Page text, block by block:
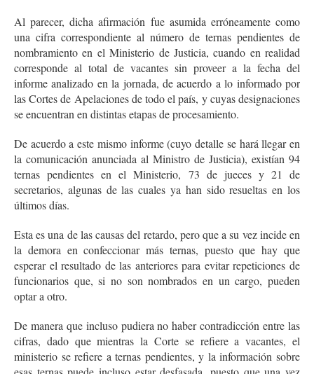
Al parecer, dicha afirmación fue asumida erróneamente como
una cifra correspondiente al número de ternas pendientes de
nombramiento en el Ministerio de Justicia, cuando en realidad
corresponde al total de vacantes sin proveer a la fecha del
informe analizado en la jornada, de acuerdo a lo informado por
las Cortes de Apelaciones de todo el país, y cuyas designaciones
se encuentran en distintas etapas de procesamiento.
De acuerdo a este mismo informe (cuyo detalle se hará llegar en
la comunicación anunciada al Ministro de Justicia), existían 94
ternas pendientes en el Ministerio, 73 de jueces y 21 de
secretarios, algunas de las cuales ya han sido resueltas en los
últimos días.
Esta es una de las causas del retardo, pero que a su vez incide en
la demora en confeccionar más ternas, puesto que hay que
esperar el resultado de las anteriores para evitar repeticiones de
funcionarios que, si no son nombrados en un cargo, pueden
optar a otro.
De manera que incluso pudiera no haber contradicción entre las
cifras, dado que mientras la Corte se refiere a vacantes, el
ministerio se refiere a ternas pendientes, y la información sobre